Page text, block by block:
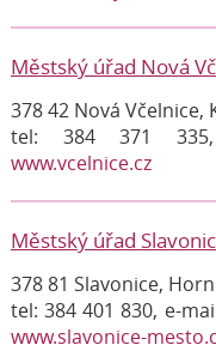
Městský úřad Nová
378 42 Nová Včelnice,
tel: 384 371
www.vcelnice.cz
Městský úřad
378 81 Slavonice,
tel: 384 401 830, e-
www.slavonice-